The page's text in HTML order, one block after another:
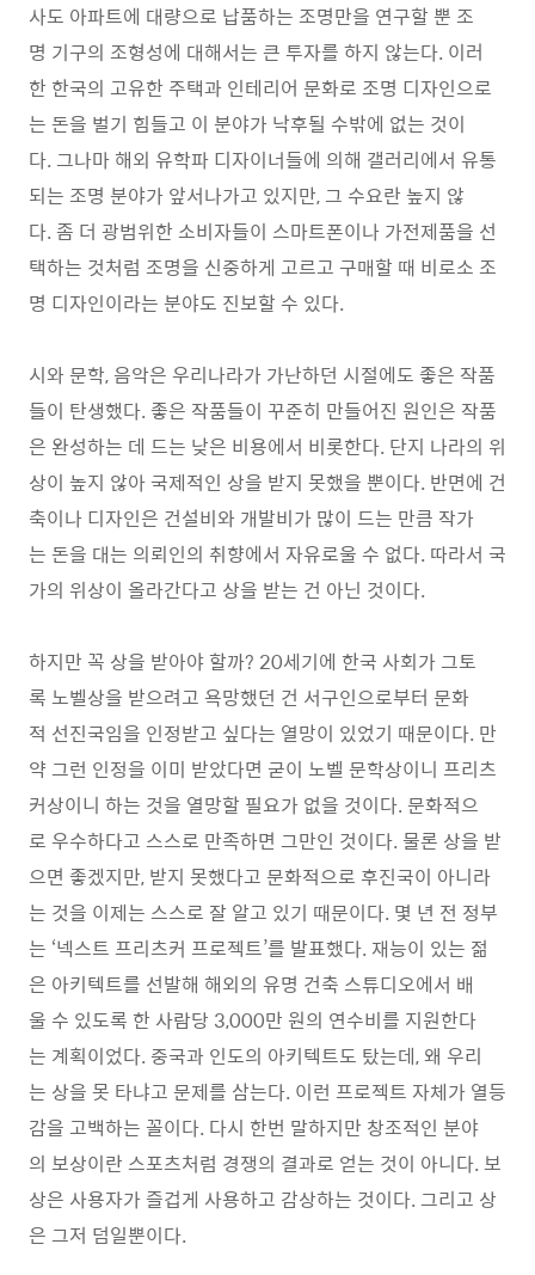
사도 아파트에 대량으로 납품하는 조명만을 연구할 뿐 조
명 기구의 조형성에 대해서는 큰 투자를 하지 않는다. 이러
한 한국의 고유한 주택과 인테리어 문화로 조명 디자인으로
는 돈을 벌기 힘들고 이 분야가 낙후될 수밖에 없는 것이
다. 그나마 해외 유학파 디자이너들에 의해 갤러리에서 유통
되는 조명 분야가 앞서나가고 있지만, 그 수요란 높지 않
다. 좀 더 광범위한 소비자들이 스마트폰이나 가전제품을 선
택하는 것처럼 조명을 신중하게 고르고 구매할 때 비로소 조
명 디자인이라는 분야도 진보할 수 있다.
시와 문학, 음악은 우리나라가 가난하던 시절에도 좋은 작품
들이 탄생했다. 좋은 작품들이 꾸준히 만들어진 원인은 작품
은 완성하는 데 드는 낮은 비용에서 비롯한다. 단지 나라의 위
상이 높지 않아 국제적인 상을 받지 못했을 뿐이다. 반면에 건
축이나 디자인은 건설비와 개발비가 많이 드는 만큼 작가
는 돈을 대는 의뢰인의 취향에서 자유로울 수 없다. 따라서 국
가의 위상이 올라간다고 상을 받는 건 아닌 것이다.
하지만 꼭 상을 받아야 할까? 20세기에 한국 사회가 그토
록 노벨상을 받으려고 욕망했던 건 서구인으로부터 문화
적 선진국임을 인정받고 싶다는 열망이 있었기 때문이다. 만
약 그런 인정을 이미 받았다면 굳이 노벨 문학상이니 프리츠
커상이니 하는 것을 열망할 필요가 없을 것이다. 문화적으
로 우수하다고 스스로 만족하면 그만인 것이다. 물론 상을 받
으면 좋겠지만, 받지 못했다고 문화적으로 후진국이 아니라
는 것을 이제는 스스로 잘 알고 있기 때문이다. 몇 년 전 정부
는 ‘넥스트 프리츠커 프로젝트’를 발표했다. 재능이 있는 젊
은 아키텍트를 선발해 해외의 유명 건축 스튜디오에서 배
울 수 있도록 한 사람당 3,000만 원의 연수비를 지원한다
는 계획이었다. 중국과 인도의 아키텍트도 탔는데, 왜 우리
는 상을 못 타냐고 문제를 삼는다. 이런 프로젝트 자체가 열등
감을 고백하는 꼴이다. 다시 한번 말하지만 창조적인 분야
의 보상이란 스포츠처럼 경쟁의 결과로 얻는 것이 아니다. 보
상은 사용자가 즐겁게 사용하고 감상하는 것이다. 그리고 상
은 그저 덤일뿐이다.